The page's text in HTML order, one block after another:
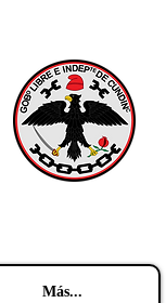
Más...